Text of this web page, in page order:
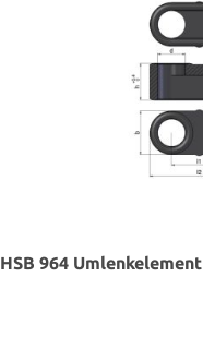
HSB 964 Umlenkelement